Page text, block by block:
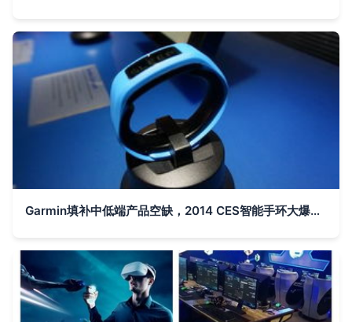
Garmin填补中低端产品空缺，2014 CES智能手环大爆发引领可穿戴趋势